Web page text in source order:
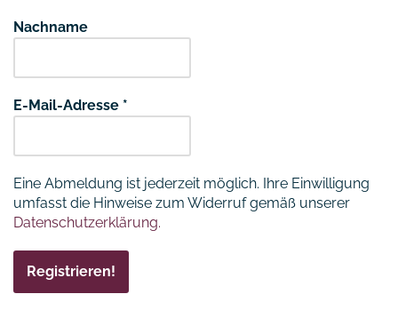
Nachname
E-Mail-Adresse *
Eine Abmeldung ist jederzeit möglich. Ihre Einwilligung
umfasst die Hinweise zum Widerruf gemäß unserer
Datenschutzerklärung.